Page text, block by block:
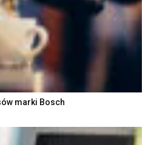
marki Bosch